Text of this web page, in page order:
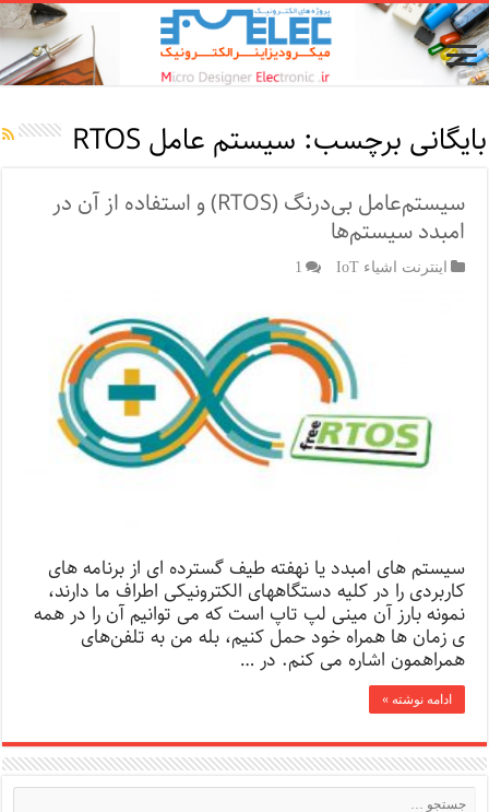
بایگانی برچسب: سیستم عامل RTOS
سیستم‌عامل بی‌درنگ (RTOS) و استفاده از آن در
امبدد سیستم‌ها
اینترنت اشیاء IoT 1
سیستم های امبدد یا نهفته طیف گسترده ای از برنامه های
کاربردی را در کلیه دستگاههای الکترونیکی اطراف ما دارند،
نمونه بارز آن مینی لپ تاپ است که می توانیم آن را در همه
ی زمان ها همراه خود حمل کنیم، بله من به تلفن‌های
همراهمون اشاره می کنم. در …
ادامه نوشته »